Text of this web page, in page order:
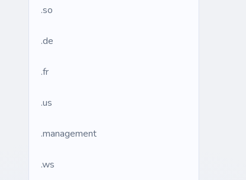
.so
.de
.fr
.us
.management
.ws